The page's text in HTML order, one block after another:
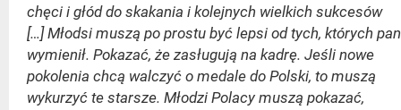
chęci i głód do skakania i kolejnych wielkich sukcesów
[…] Młodsi muszą po prostu być lepsi od tych, których pan
wymienił. Pokazać, że zasługują na kadrę. Jeśli nowe
pokolenia chcą walczyć o medale do Polski, to muszą
wykurzyć te starsze. Młodzi Polacy muszą pokazać,